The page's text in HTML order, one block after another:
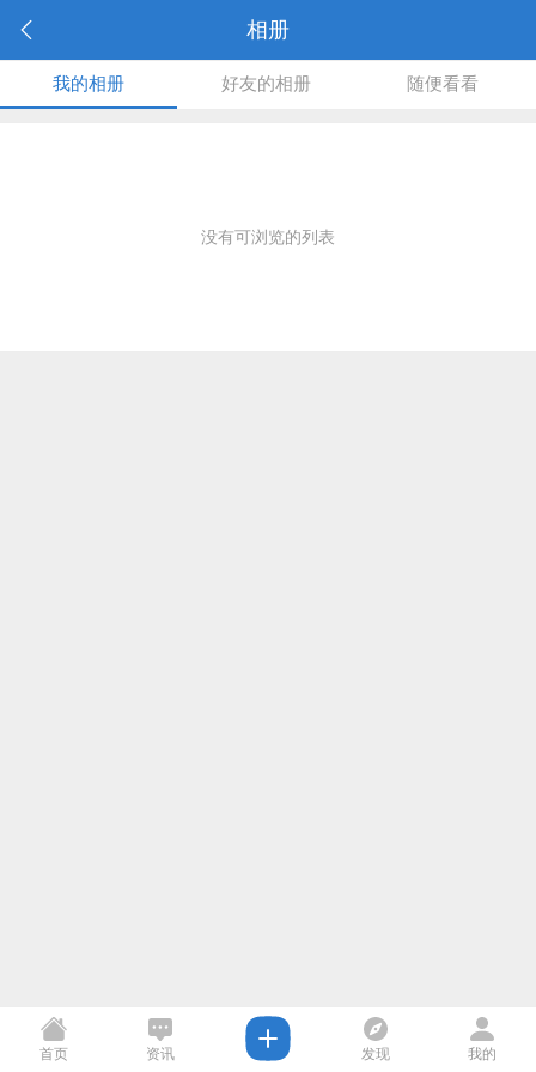
相册
我的相册 好友的相册 随便看看
没有可浏览的列表
首页 资讯 发现 我的